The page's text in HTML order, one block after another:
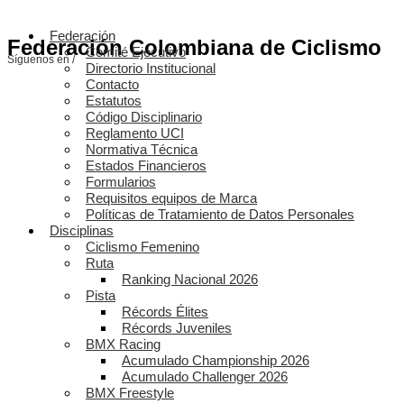
Federación Colombiana de Ciclismo
Síguenos en /
Federación
Comité Ejecutivo
Directorio Institucional
Contacto
Estatutos
Código Disciplinario
Reglamento UCI
Normativa Técnica
Estados Financieros
Formularios
Requisitos equipos de Marca
Políticas de Tratamiento de Datos Personales
Disciplinas
Ciclismo Femenino
Ruta
Ranking Nacional 2026
Pista
Récords Élites
Récords Juveniles
BMX Racing
Acumulado Championship 2026
Acumulado Challenger 2026
BMX Freestyle